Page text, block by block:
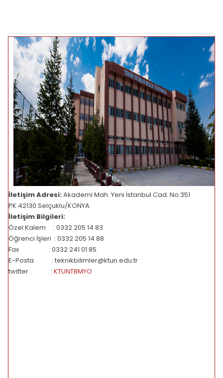
İletişim Adresi:Akademi Mah. Yeni İstanbul Cad. No:351
PK.42130 Selçuklu/KONYA
İletişim Bilgileri:
Özel Kalem : 0332 205 14 83
Öğrenci İşleri : 0332 205 14 88
Fax : 0332 241 01 85
E-Posta : teknikbilimler@ktun.edu.tr
twitter : KTUNTBMYO